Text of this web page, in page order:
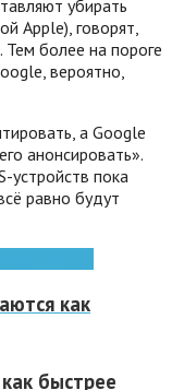
убирать
Apple), говорят,
более на пороге
вероятно,
а Google
анонсировать».
пока
равно будут
как
быстрее